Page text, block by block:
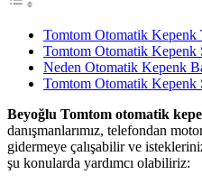
Tomtom Otomatik Kepenk
Tomtom Otomatik Kepenk
Neden Otomatik Kepenk
Tomtom Otomatik Kepenk
Beyoğlu Tomtom otomatik
danışmanlarımız, telefondan
gidermeye çalışabilir ve
şu konularda yardımcı olabiliriz: